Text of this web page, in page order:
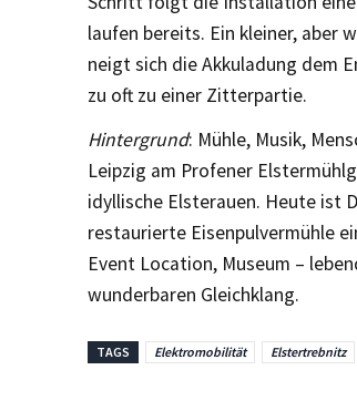
laufen bereits. Ein kleiner, aber
neigt sich die Akkuladung dem
zu oft zu einer Zitterpartie.
Hintergrund: Mühle, Musik,
Leipzig am Profener
idyllische Elsterauen. Heute ist
restaurierte Eisenpulvermühle
Event Location, Museum –
wunderbaren Gleichklang.
TAGS Elektromobilität Elstertrebnitz